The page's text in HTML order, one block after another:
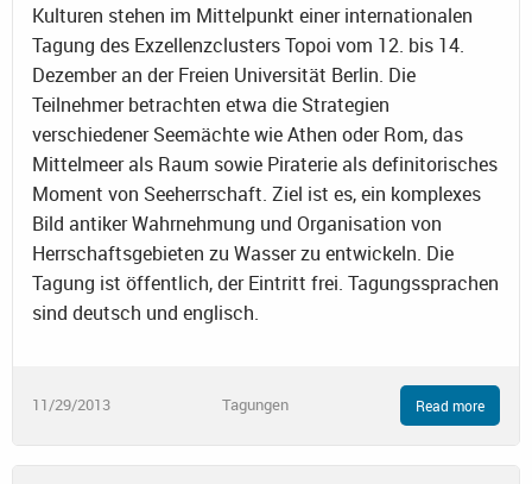
Kulturen stehen im Mittelpunkt einer internationalen
Tagung des Exzellenzclusters Topoi vom 12. bis 14.
Dezember an der Freien Universität Berlin. Die
Teilnehmer betrachten etwa die Strategien
verschiedener Seemächte wie Athen oder Rom, das
Mittelmeer als Raum sowie Piraterie als definitorisches
Moment von Seeherrschaft. Ziel ist es, ein komplexes
Bild antiker Wahrnehmung und Organisation von
Herrschaftsgebieten zu Wasser zu entwickeln. Die
Tagung ist öffentlich, der Eintritt frei. Tagungssprachen
sind deutsch und englisch.
11/29/2013 Tagungen Read more